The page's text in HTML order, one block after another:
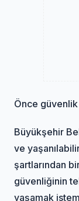
Önce güvenlik
Büyükşehir
ve
şartlarından
güvenliğinin
yaşamak